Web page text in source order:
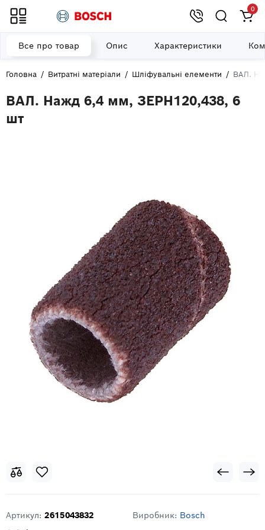
0
Головна Витратні матеріали Шліфувальні елементи ВАЛ.
ВАЛ. Нажд 6,4 мм, ЗЕРН120,438, 6
шт
Все про товар Опис Характеристики
Артикул: 2615043832 Виробник: Bosch